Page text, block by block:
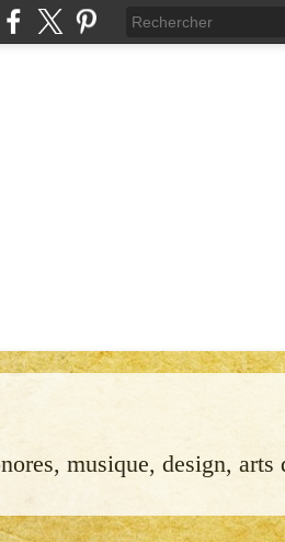
musique, design, arts